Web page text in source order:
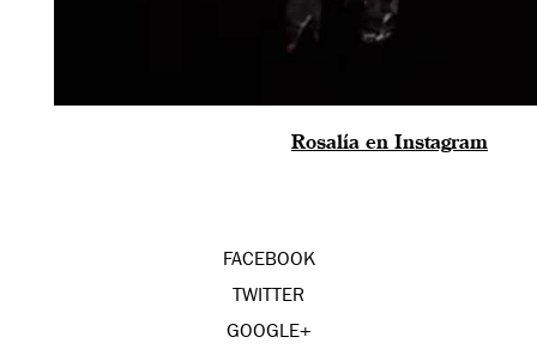
Rosalía en Instagram
FACEBOOK
TWITTER
GOOGLE+